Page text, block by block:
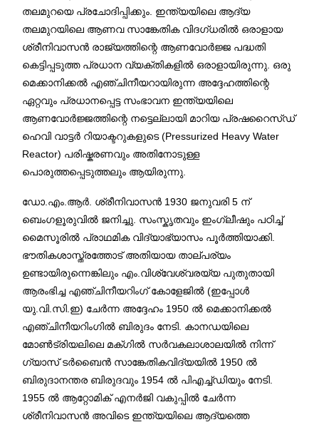
തലമുറയെ പ്രചോദിപ്പിക്കും. ഇന്ത്യയിലെ ആദ്യ
തലമുറയിലെ ആണവ സാങ്കേതിക വിദഗ്ധരിൽ ഒരാളായ
ശ്രീനിവാസൻ രാജ്യത്തിന്റെ ആണവോർജ്ജ പദ്ധതി
കെട്ടിപ്പടുത്ത പ്രധാന വ്യക്തികളിൽ ഒരാളായിരുന്നു. ഒരു
മെക്കാനിക്കൽ എഞ്ചിനീയറായിരുന്ന അദ്ദേഹത്തിന്റെ
ഏറ്റവും പ്രധാനപ്പെട്ട സംഭാവന ഇന്ത്യയിലെ
ആണവോർജ്ജത്തിന്റെ നട്ടെല്ലായി മാറിയ പ്രഷറൈസ്ഡ്
ഹെവി വാട്ടർ റിയാക്ടറുകളുടെ (Pressurized Heavy Water
Reactor) പരിഷ്കരണവും അതിനോടുള്ള
പൊരുത്തപ്പെടുത്തലും ആയിരുന്നു.
ഡോ.എം.ആർ. ശ്രീനിവാസൻ 1930 ജനുവരി 5 ന്
ബെംഗളൂരുവിൽ ജനിച്ചു. സംസ്കൃതവും ഇംഗ്ലീഷും പഠിച്ച്
മൈസൂരിൽ പ്രാഥമിക വിദ്യാഭ്യാസം പൂർത്തിയാക്കി.
ഭൗതികശാസ്ത്രത്തോട് അതിയായ താല്പര്യം
ഉണ്ടായിരുന്നെങ്കിലും എം.വിശ്വേശ്വരയ്യ പുതുതായി
ആരംഭിച്ച എഞ്ചിനീയറിംഗ് കോളേജിൽ (ഇപ്പോൾ
യു.വി.സി.ഇ) ചേർന്ന അദ്ദേഹം 1950 ൽ മെക്കാനിക്കൽ
എഞ്ചിനീയറിംഗിൽ ബിരുദം നേടി. കാനഡയിലെ
മോൺട്രിയലിലെ മക്ഗിൽ സർവകലാശാലയിൽ നിന്ന്
ഗ്യാസ് ടർബൈൻ സാങ്കേതികവിദ്യയിൽ 1950 ൽ
ബിരുദാനന്തര ബിരുദവും 1954 ൽ പിഎച്ച്ഡിയും നേടി.
1955 ൽ ആറ്റോമിക് എനർജി വകുപ്പിൽ ചേർന്ന
ശ്രീനിവാസൻ അവിടെ ഇന്ത്യയിലെ ആദ്യത്തെ